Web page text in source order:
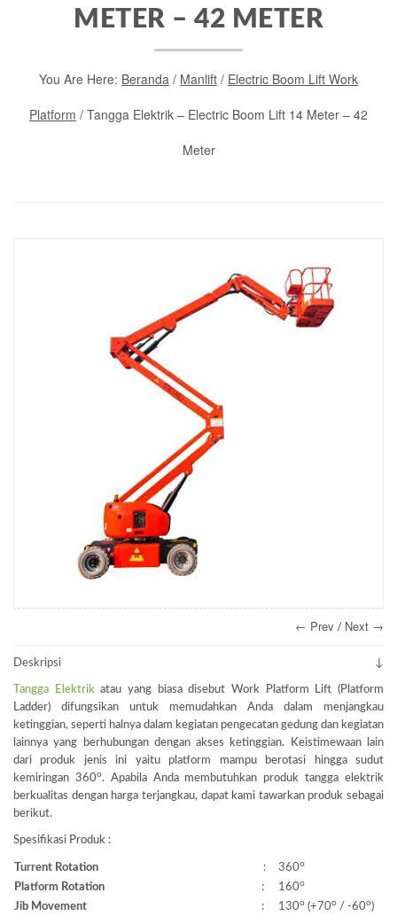
METER – 42 METER
You Are Here: Beranda / Manlift / Electric Boom Lift Work
Platform / Tangga Elektrik – Electric Boom Lift 14 Meter – 42
Meter
← Prev / Next →
Deskripsi
Tangga Elektrikatau yang biasa disebut Work Platform Lift (Platform
Ladder) difungsikan untuk memudahkan Anda dalam menjangkau
ketinggian, seperti halnya dalam kegiatan pengecatan gedung dan kegiatan
lainnya yang berhubungan dengan akses ketinggian. Keistimewaan lain
dari produk jenis ini yaitu platform mampu berotasi hingga sudut
kemiringan 360o. Apabila Anda membutuhkan produk tangga elektrik
berkualitas dengan harga terjangkau, dapat kami tawarkan produk sebagai
berikut.
Spesifikasi Produk :
Turrent Rotation : 360o
Platform Rotation : 160o
Jib Movement : 130o (+70o / -60o)